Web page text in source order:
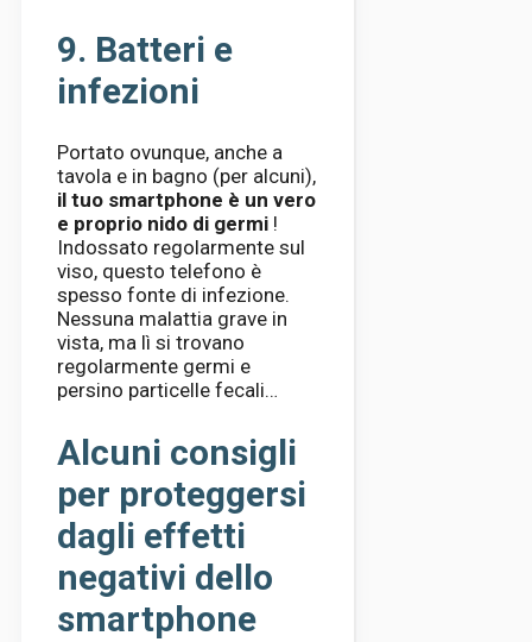
9. Batteri e
infezioni
Portato ovunque, anche a
tavola e in bagno (per alcuni),
il tuo smartphone è un vero
e proprio nido di germi !
Indossato regolarmente sul
viso, questo telefono è
spesso fonte di infezione.
Nessuna malattia grave in
vista, ma lì si trovano
regolarmente germi e
persino particelle fecali…
Alcuni consigli
per proteggersi
dagli effetti
negativi dello
smartphone